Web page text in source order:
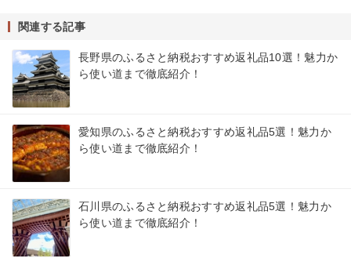
関連する記事
長野県のふるさと納税おすすめ返礼品10選！魅力か
ら使い道まで徹底紹介！
愛知県のふるさと納税おすすめ返礼品5選！魅力か
ら使い道まで徹底紹介！
石川県のふるさと納税おすすめ返礼品5選！魅力か
ら使い道まで徹底紹介！